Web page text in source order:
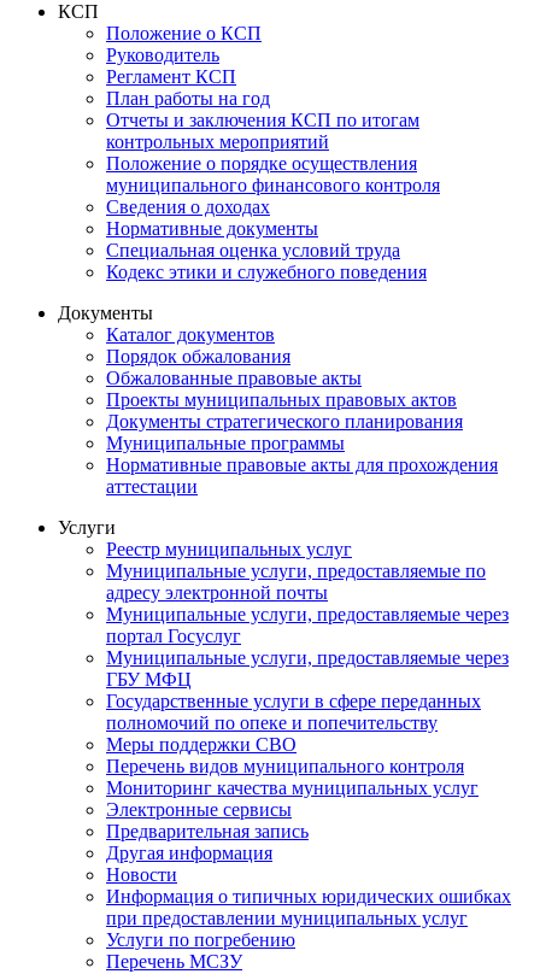
КСП
Положение о КСП
Руководитель
Регламент КСП
План работы на год
Отчеты и заключения КСП по итогам
контрольных мероприятий
Положение о порядке осуществления
муниципального финансового контроля
Сведения о доходах
Нормативные документы
Специальная оценка условий труда
Кодекс этики и служебного поведения
Документы
Каталог документов
Порядок обжалования
Обжалованные правовые акты
Проекты муниципальных правовых актов
Документы стратегического планирования
Муниципальные программы
Нормативные правовые акты для прохождения
аттестации
Услуги
Реестр муниципальных услуг
Муниципальные услуги, предоставляемые по
адресу электронной почты
Муниципальные услуги, предоставляемые через
портал Госуслуг
Муниципальные услуги, предоставляемые через
ГБУ МФЦ
Государственные услуги в сфере переданных
полномочий по опеке и попечительству
Меры поддержки СВО
Перечень видов муниципального контроля
Мониторинг качества муниципальных услуг
Электронные сервисы
Предварительная запись
Другая информация
Новости
Информация о типичных юридических ошибках
при предоставлении муниципальных услуг
Услуги по погребению
Перечень МСЗУ